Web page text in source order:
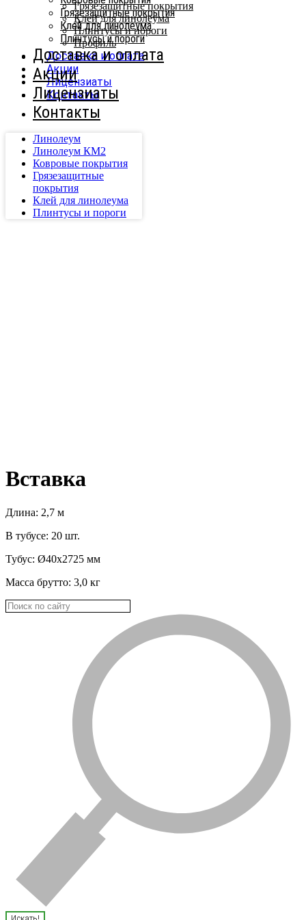
Грязезащитные покрытия
Клей для линолеума
Плинтусы и пороги
Профиль
Доставка и оплата
Акции
Лицензиаты
Контакты
Грязезащитные покрытия
Клей для линолеума
Плинтусы и пороги
Доставка и оплата
Акции
Лицензиаты
Контакты
Линолеум
Линолеум КМ2
Ковровые покрытия
Грязезащитные
покрытия
Клей для линолеума
Плинтусы и пороги
Вставка
Длина: 2,7 м
В тубусе: 20 шт.
Тубус: Ø40х2725 мм
Масса брутто: 3,0 кг